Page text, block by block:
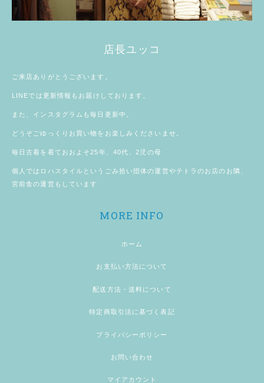
店長ユッコ
ご来店ありがとうございます。
LINEでは更新情報もお届けしております。
また、 インスタグラム も毎日更新中。
どうぞごゆっくりお買い物をお楽しみくださいませ。
毎日古着を着ておおよそ25年、40代、2児の母
個人では ロハスタイル というごみ拾い団体の運営やテトラのお店のお隣、
宮前舎の運営もしています
MORE INFO
ホーム
お支払い方法について
配送方法・送料について
特定商取引法に基づく表記
プライバシーポリシー
お問い合わせ
マイアカウント